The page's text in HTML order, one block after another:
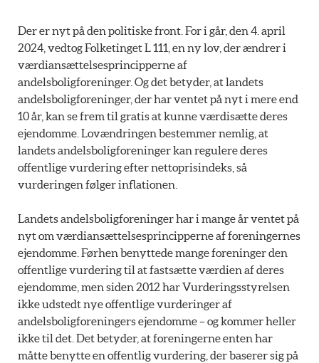
Der er nyt på den politiske front. For i går, den 4. april
2024, vedtog Folketinget L 111, en ny lov, der ændrer i
værdiansættelsesprincipperne af
andelsboligforeninger. Og det betyder, at landets
andelsboligforeninger, der har ventet på nyt i mere end
10 år, kan se frem til gratis at kunne værdisætte deres
ejendomme. Lovændringen bestemmer nemlig, at
landets andelsboligforeninger kan regulere deres
offentlige vurdering efter nettoprisindeks, så
vurderingen følger inflationen.
Landets andelsboligforeninger har i mange år ventet på
nyt om værdiansættelsesprincipperne af foreningernes
ejendomme. Førhen benyttede mange foreninger den
offentlige vurdering til at fastsætte værdien af deres
ejendomme, men siden 2012 har Vurderingsstyrelsen
ikke udstedt nye offentlige vurderinger af
andelsboligforeningers ejendomme – og kommer heller
ikke til det. Det betyder, at foreningerne enten har
måtte benytte en offentlig vurdering, der baserer sig på